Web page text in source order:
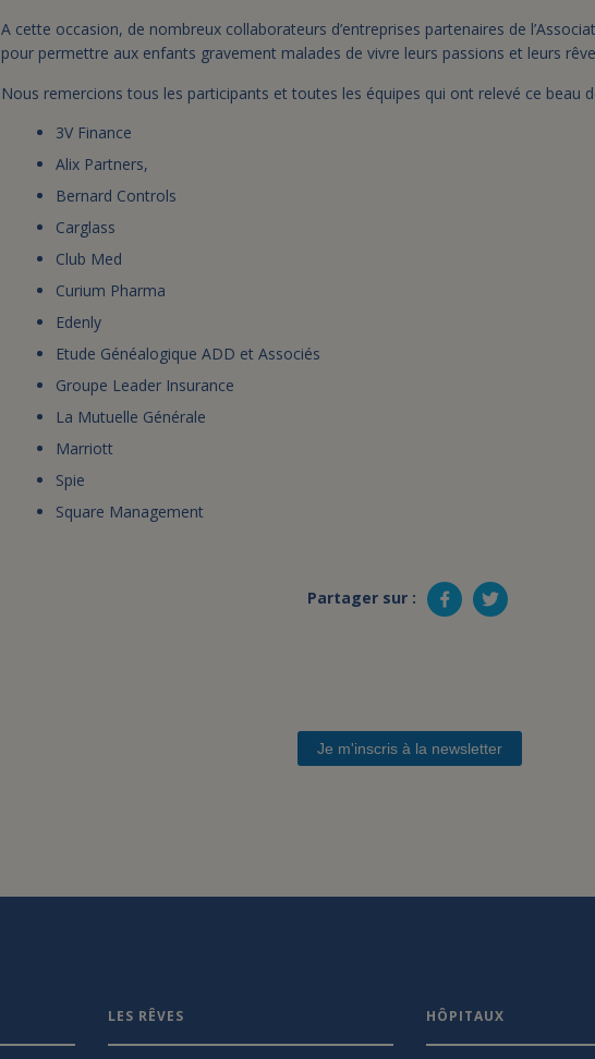
A cette occasion, de nombreux collaborateurs d’entreprises partenaires de
pour permettre aux enfants gravement malades de vivre leurs passions et leurs
Nous remercions tous les participants et toutes les équipes qui ont relevé ce beau
3V Finance
Alix Partners,
Bernard Controls
Carglass
Club Med
Curium Pharma
Edenly
Etude Généalogique ADD et Associés
Groupe Leader Insurance
La Mutuelle Générale
Marriott
Spie
Square Management
Partager sur :
Je m'inscris à la newsletter
LES RÊVES HÔPITAUX